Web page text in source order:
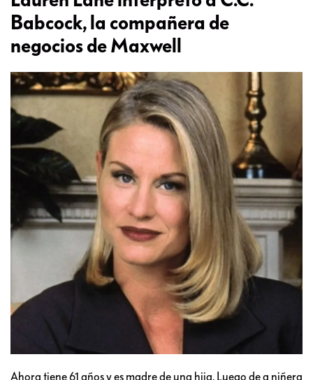
Babcock, la compañera de
negocios de Maxwell
Ahora tiene 61 años y es madre de una hija. Luego de a niñera